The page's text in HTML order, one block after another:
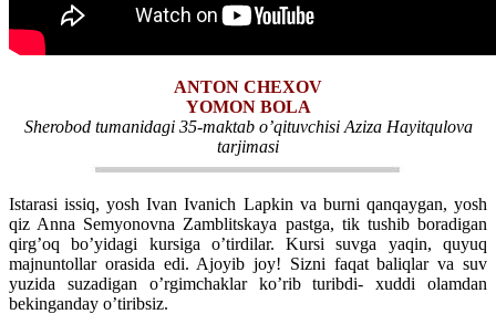
ANTON CHEXOV
YOMON BOLA
Sherobod tumanidagi 35-maktab o’qituvchisi Aziza Hayitqulova
tarjimasi
Istarasi issiq, yosh Ivan Ivanich Lapkin va burni qanqaygan, yosh
qiz Anna Semyonovna Zamblitskaya pastga, tik tushib boradigan
qirg’oq bo’yidagi kursiga o’tirdilar. Kursi suvga yaqin, quyuq
majnuntollar orasida edi. Ajoyib joy! Sizni faqat baliqlar va suv
yuzida suzadigan o’rgimchaklar ko’rib turibdi- xuddi olamdan
bekinganday o’tiribsiz.